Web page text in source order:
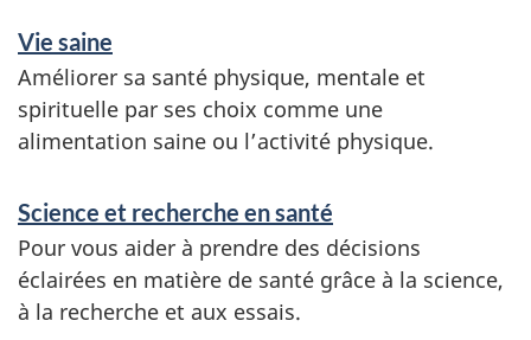
Vie saine
Améliorer sa santé physique, mentale et
spirituelle par ses choix comme une
alimentation saine ou l’activité physique.
Science et recherche en santé
Pour vous aider à prendre des décisions
éclairées en matière de santé grâce à la science,
à la recherche et aux essais.